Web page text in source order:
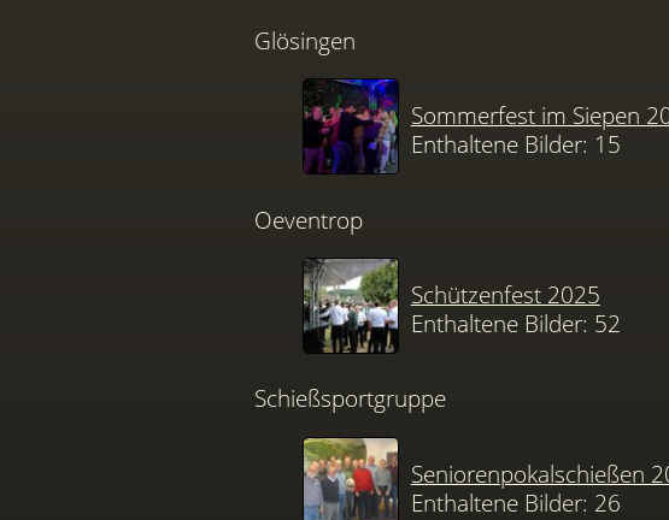
Glösingen
Sommerfest im Siepen
Enthaltene Bilder: 15
Oeventrop
Schützenfest 2025
Enthaltene Bilder: 52
Schießsportgruppe
Seniorenpokalschießen
Enthaltene Bilder: 26